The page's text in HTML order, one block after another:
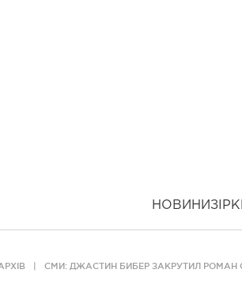
НОВИНИ
СМИ: ДЖАСТИН БИБЕР ЗАКРУТИЛ РОМАН